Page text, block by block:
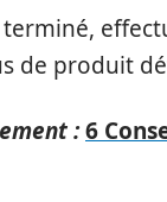
de produit
:6